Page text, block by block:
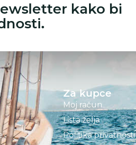
kako bi
Za kupce
Moj račun
Lista želja
Politika privatnosti